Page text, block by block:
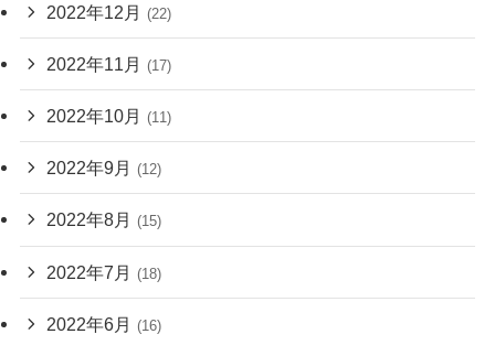
2022年12月 (22)
2022年11月 (17)
2022年10月 (11)
2022年9月 (12)
2022年8月 (15)
2022年7月 (18)
2022年6月 (16)